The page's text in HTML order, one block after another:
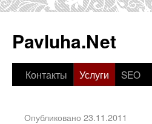
Pavluha.Net
Контакты Услуги SEO
Опубликовано 23.11.2011